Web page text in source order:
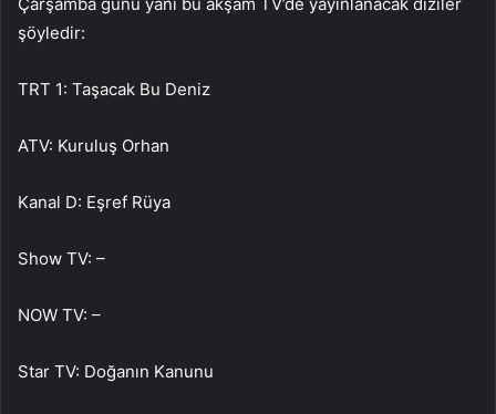
şöyledir:
TRT 1: Taşacak Bu Deniz
ATV: Kuruluş Orhan
Kanal D: Eşref Rüya
Show TV: –
NOW TV: –
Star TV: Doğanın Kanunu